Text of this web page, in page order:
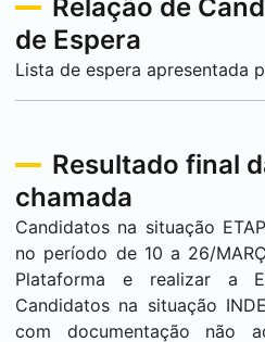
Relação de
de Espera
Lista de espera apresentada
Resultado final
chamada
Candidatos na situação
no período de 10 a 26/
Plataforma e realizar a
Candidatos na situação
com documentação não